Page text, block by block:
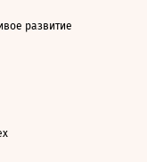
развитие